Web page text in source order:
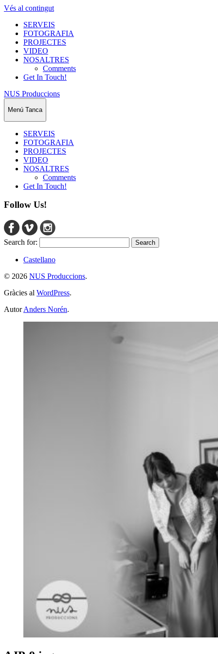
Vés al contingut
SERVEIS
FOTOGRAFIA
PROJECTES
VIDEO
NOSALTRES
Comments
Get In Touch!
NUS Produccions
Menú Tanca
SERVEIS
FOTOGRAFIA
PROJECTES
VIDEO
NOSALTRES
Comments
Get In Touch!
Follow Us!
Search for:
Castellano
© 2026 NUS Produccions.
Gràcies al WordPress.
AutorAnders Norén.